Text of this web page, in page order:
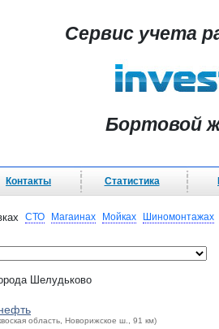
Сервис учета
Бортовой
Контакты Статистика
СТО Магаинах Мойках Шиномонтажах
Шелудьково
область, Новорижское ш., 91 км)